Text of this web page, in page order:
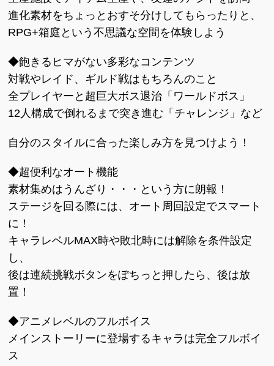
進化素材をちょっとおすそ分けしてもらったりと、
RPG+箱庭という不思議な空間を体験しよう
◆飽きるヒマがない多彩なコンテンツ
対戦やレイド、ギルド戦はもちろんのこと
全プレイヤーと超巨大ボス退治「ワールドボス」
12人構成で倒れるまで突き進む「チャレンジ」など
自分のスタイルに合った楽しみ方を見つけよう！
◆超便利なオート機能
素材集めはうんざり・・・という方に朗報！
ステージを回る際には、オート周回設定でスマート
に！
キャラレベルMAX時や敗北時には解除を条件設定
し、
後は連続挑戦ボタンをぽちっと押したら、後は放
置！
◆アニメレベルのフルボイス
メインストーリーに登場するキャラは完全フルボイ
ス